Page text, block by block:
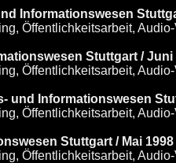
Informationswesen
Öffentlichkeitsarbeit,
Stuttgart / Juni
Öffentlichkeitsarbeit,
und Informationswesen
Öffentlichkeitsarbeit,
Stuttgart / Mai 1998
Öffentlichkeitsarbeit,